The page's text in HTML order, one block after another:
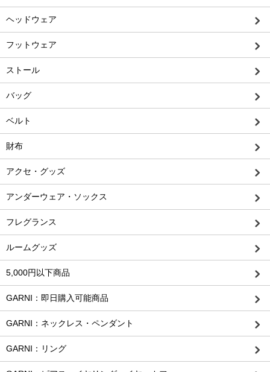
ヘッドウェア
フットウェア
ストール
バッグ
ベルト
財布
アクセ・グッズ
アンダーウェア・ソックス
フレグランス
ルームグッズ
5,000円以下商品
GARNI：即日購入可能商品
GARNI：ネックレス・ペンダント
GARNI：リング